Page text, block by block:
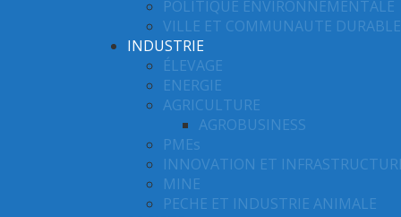
POLITIQUE ENVIRONNEMENTALE
VILLE ET COMMUNAUTE DURABLE
INDUSTRIE
ÉLEVAGE
ENERGIE
AGRICULTURE
AGROBUSINESS
PMEs
INNOVATION ET
MINE
PECHE ET INDUSTRIE ANIMALE